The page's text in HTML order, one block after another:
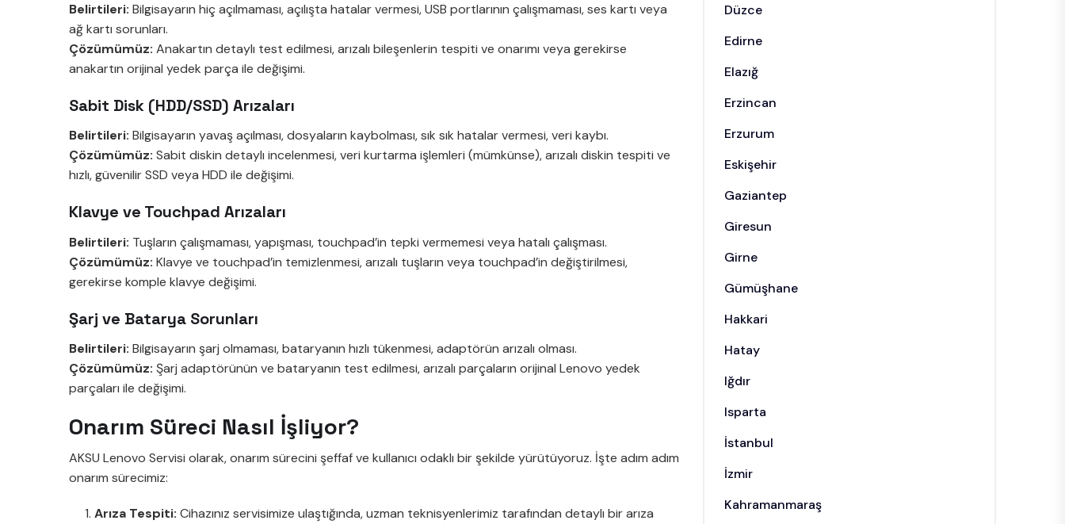
Belirtileri: Bilgisayarın hiç açılmaması, açılışta hatalar vermesi, USB portlarının çalışmaması, ses kartı veya
ağ kartı sorunları.
Çözümümüz: Anakartın detaylı test edilmesi, arızalı bileşenlerin tespiti ve onarımı veya gerekirse
anakartın orijinal yedek parça ile değişimi.
Sabit Disk (HDD/SSD) Arızaları
Belirtileri: Bilgisayarın yavaş açılması, dosyaların kaybolması, sık sık hatalar vermesi, veri kaybı.
Çözümümüz: Sabit diskin detaylı incelenmesi, veri kurtarma işlemleri (mümkünse), arızalı diskin tespiti ve
hızlı, güvenilir SSD veya HDD ile değişimi.
Klavye ve Touchpad Arızaları
Belirtileri: Tuşların çalışmaması, yapışması, touchpad’in tepki vermemesi veya hatalı çalışması.
Çözümümüz: Klavye ve touchpad’in temizlenmesi, arızalı tuşların veya touchpad’in değiştirilmesi,
gerekirse komple klavye değişimi.
Şarj ve Batarya Sorunları
Belirtileri: Bilgisayarın şarj olmaması, bataryanın hızlı tükenmesi, adaptörün arızalı olması.
Çözümümüz: Şarj adaptörünün ve bataryanın test edilmesi, arızalı parçaların orijinal Lenovo yedek
parçaları ile değişimi.
Onarım Süreci Nasıl İşliyor?
AKSU Lenovo Servisi olarak, onarım sürecini şeffaf ve kullanıcı odaklı bir şekilde yürütüyoruz. İşte adım adım
onarım sürecimiz:
Arıza Tespiti: Cihazınız servisimize ulaştığında, uzman teknisyenlerimiz tarafından detaylı bir arıza
Düzce
Edirne
Elazığ
Erzincan
Erzurum
Eskişehir
Gaziantep
Giresun
Girne
Gümüşhane
Hakkari
Hatay
Iğdır
Isparta
İstanbul
İzmir
Kahramanmaraş